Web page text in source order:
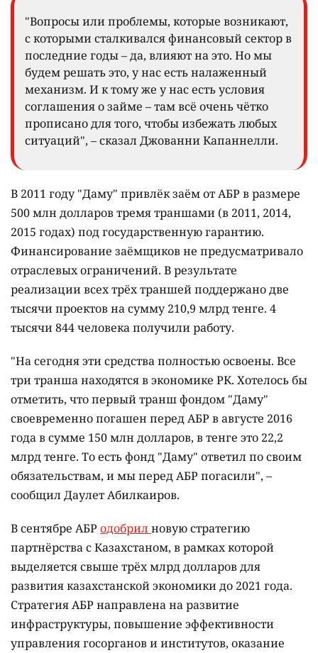
"Вопросы или проблемы, которые возникают,
с которыми сталкивался финансовый сектор в
последние годы – да, влияют на это. Но мы
будем решать это, у нас есть налаженный
механизм. И к тому же у нас есть условия
соглашения о займе – там всё очень чётко
прописано для того, чтобы избежать любых
ситуаций", – сказал Джованни Капаннелли.
В 2011 году "Даму" привлёк заём от АБР в размере
500 млн долларов тремя траншами (в 2011, 2014,
2015 годах) под государственную гарантию.
Финансирование заёмщиков не предусматривало
отраслевых ограничений. В результате
реализации всех трёх траншей поддержано две
тысячи проектов на сумму 210,9 млрд тенге. 4
тысячи 844 человека получили работу.
"На сегодня эти средства полностью освоены. Все
три транша находятся в экономике РК. Хотелось бы
отметить, что первый транш фондом "Даму"
своевременно погашен перед АБР в августе 2016
года в сумме 150 млн долларов, в тенге это 22,2
млрд тенге. То есть фонд "Даму" ответил по своим
обязательствам, и мы перед АБР погасили", –
сообщил Даулет Абилкаиров.
В сентябре АБР одобрилновую стратегию
партнёрства с Казахстаном, в рамках которой
выделяется свыше трёх млрд долларов для
развития казахстанской экономики до 2021 года.
Стратегия АБР направлена на развитие
инфраструктуры, повышение эффективности
управления госорганов и институтов, оказание